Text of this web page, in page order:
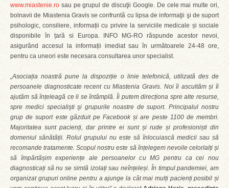
www.miastenie.ro sau pe grupul de discuţii Google. De cele mai multe ori,
bolnavii de Miastenia Gravis se confruntă cu lipsa de informaţii şi de suport
psihologic, consiliere, informații cu privire la serviciile medicale și sociale
disponibile în țară si Europa. INFO MG-RO răspunde acestor nevoi,
asigurând accesul la informații imediat sau în următoarele 24-48 ore,
pentru ca uneori este necesara consultarea unor specialist.
„Asociația noastră pune la dispoziție o linie telefonică, utilizată des de
persoanele diagnosticate recent cu Miastenia Gravis. Noi îi ascultăm și îi
ajutăm să înțeleagă ce li se întâmplă. Îi putem direcționa spre alte resurse,
spre medici specialişti şi grupurile noastre de suport. Principalul nostru
grup de suport este găzduit pe Facebook și are peste 1100 de membri.
Majoritatea sunt pacienți, dar printre ei sunt și rude și profesioniști din
domeniul sănătății. Rolul grupului nu este să înlocuiască medicii sau să
recomande tratamente. Scopul nostru este să înțelegem nevoile celorlalți și
să împărtășim experiențe ale persoanelor cu MG pentru ca cei nou
diagnosticați să nu se simtă izolați sau neînțeleși. În timpul pandemiei, am
organizat grupuri online pentru a ajunge la cât mai mulți pacienți posibil și